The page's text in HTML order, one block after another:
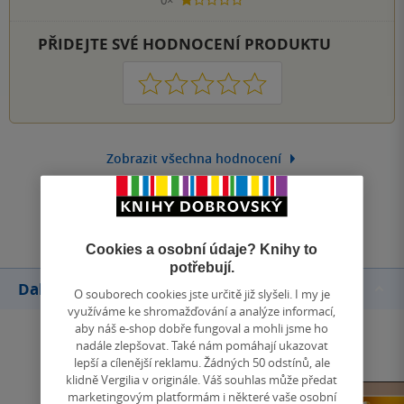
PŘIDEJTE SVÉ HODNOCENÍ PRODUKTU
1 2 3 4 5
Zobrazit všechna hodnocení
Přidat hodnocení
Další knihy autora
Cookies a osobní údaje? Knihy to
potřebují.
O souborech cookies jste určitě již slyšeli. I my je
využíváme ke shromažďování a analýze informací,
aby náš e-shop dobře fungoval a mohli jsme ho
nadále zlepšovat. Také nám pomáhají ukazovat
lepší a cílenější reklamu. Žádných 50 odstínů, ale
klidně Vergilia v originále. Váš souhlas může předat
marketingovým platformám i některé vaše osobní